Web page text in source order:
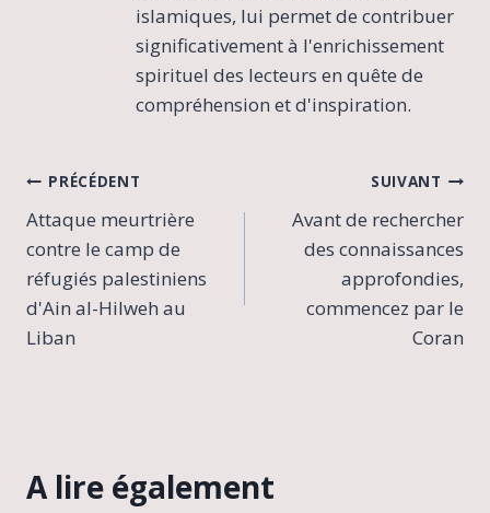
islamiques, lui permet de contribuer
significativement à l'enrichissement
spirituel des lecteurs en quête de
compréhension et d'inspiration.
Navigation
de
l’article
PRÉCÉDENT
Attaque meurtrière
contre le camp de
réfugiés palestiniens
d'Ain al-Hilweh au
Liban
SUIVANT
Avant de rechercher
des connaissances
approfondies,
commencez par le
Coran
A lire également